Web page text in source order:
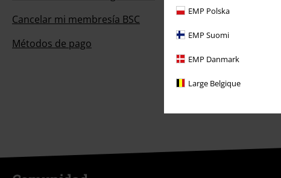
EMP Polska
EMP Suomi
EMP Danmark
Large Belgique
Cancelar mi membresía BSC
Métodos de pago